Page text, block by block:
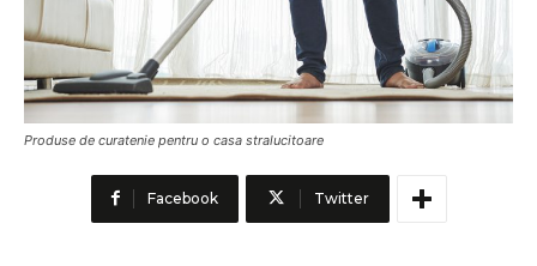
Produse de curatenie pentru o casa stralucitoare
Facebook Twitter